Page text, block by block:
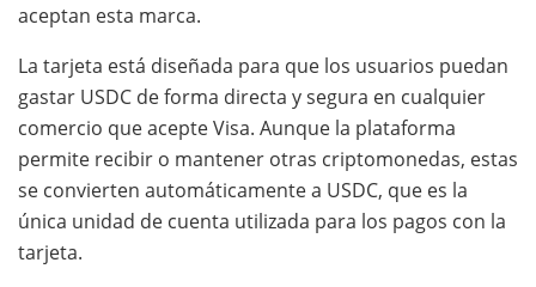
aceptan esta marca.
La tarjeta está diseñada para que los usuarios puedan
gastar USDC de forma directa y segura en cualquier
comercio que acepte Visa. Aunque la plataforma
permite recibir o mantener otras criptomonedas, estas
se convierten automáticamente a USDC, que es la
única unidad de cuenta utilizada para los pagos con la
tarjeta.